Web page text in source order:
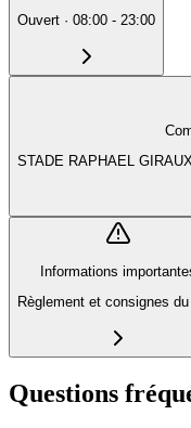
Ouvert · 08:00 - 23:00
STADE RAPHAEL
Informations
Règlement et consignes
Questions